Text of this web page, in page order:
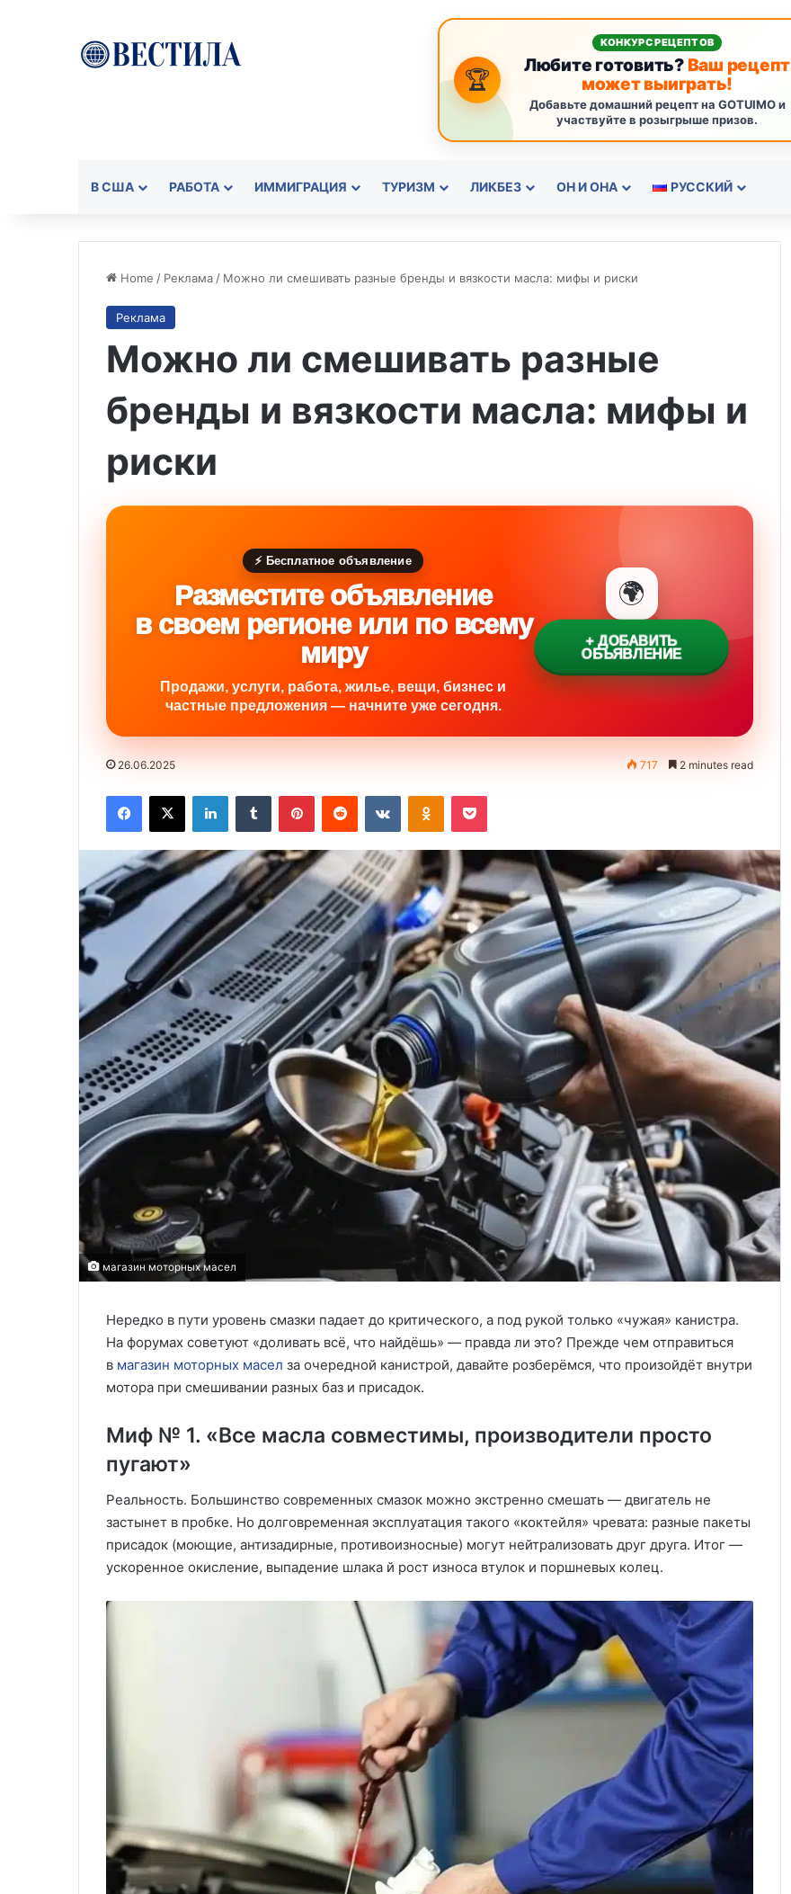
🏆
КОНКУРС РЕЦЕПТОВ
Любите готовить?Ваш рецепт
может выиграть!
Добавьте домашний рецепт на GOTUIMO и
участвуйте в розыгрыше призов.
В США РАБОТА ИММИГРАЦИЯ ТУРИЗМ ЛИКБЕЗ ОН И ОНА РУССКИЙ
Home / Реклама / Можно ли смешивать разные бренды и вязкости масла: мифы и риски
Реклама
Можно ли смешивать разные
бренды и вязкости масла: мифы и
риски
⚡ Бесплатное объявление
Разместите объявление
в своем регионе или по всему
миру
Продажи, услуги, работа, жилье, вещи, бизнес и
частные предложения — начните уже сегодня.
🌍
+ ДОБАВИТЬ
ОБЪЯВЛЕНИЕ
26.06.2025 717 2 minutes read
Facebook
X LinkedInTumblr PinterestReddit VKontakteOdnoklassniki
Pocket
магазин моторных масел
Нередко в пути уровень смазки падает до критического, а под рукой только «чужая» канистра.
На форумах советуют «доливать всё, что найдёшь» — правда ли это? Прежде чем отправиться
в магазин моторных масел за очередной канистрой, давайте розберёмся, что произойдёт внутри
мотора при смешивании разных баз и присадок.
Миф № 1. «Все масла совместимы, производители просто
пугают»
Реальность. Большинство современных смазок можно экстренно смешать — двигатель не
застынет в пробке. Но долговременная эксплуатация такого «коктейля» чревата: разные пакеты
присадок (моющие, антизадирные, противоизносные) могут нейтрализовать друг друга. Итог —
ускоренное окисление, выпадение шлака й рост износа втулок и поршневых колец.